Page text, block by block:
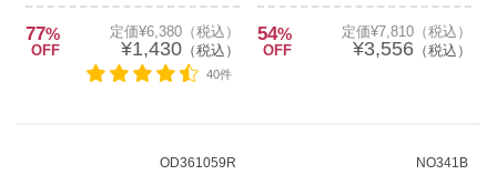
77%
OFF
定価¥6,380（税込）
¥1,430（税込）
40件
54%
OFF
定価¥7,810（税込）
¥3,556（税込）
OD361059R NO341B